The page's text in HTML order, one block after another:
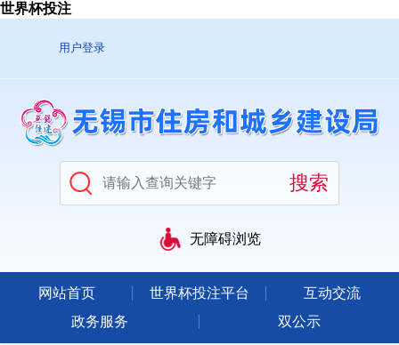
世界杯投注
用户登录
无障碍浏览
网站首页 世界杯投注平台
互动交流
政务服务
双公示